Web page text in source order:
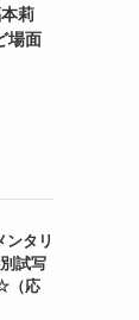
莉
場面
ンタリ
試写
（応